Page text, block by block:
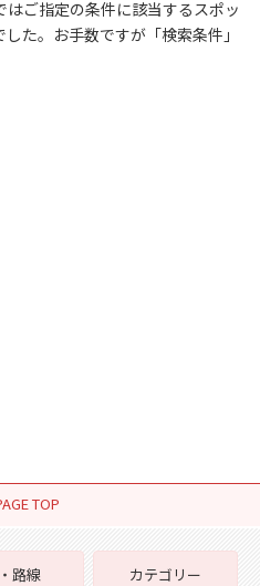
ご指定の条件に該当するスポッ
た。お手数ですが「検索条件」
TOP
路線
カテゴリー